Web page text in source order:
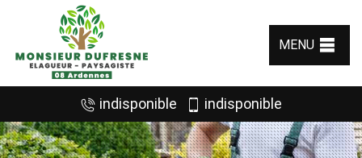
MENU
indisponible indisponible